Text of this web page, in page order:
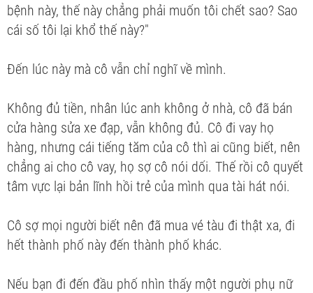
bệnh này, thế này chẳng phải muốn tôi chết sao? Sao
cái số tôi lại khổ thế này?"
Đến lúc này mà cô vẫn chỉ nghĩ về mình.
Không đủ tiền, nhân lúc anh không ở nhà, cô đã bán
cửa hàng sửa xe đạp, vẫn không đủ. Cô đi vay họ
hàng, nhưng cái tiếng tăm của cô thì ai cũng biết, nên
chẳng ai cho cô vay, họ sợ cô nói dối. Thế rồi cô quyết
tâm vực lại bản lĩnh hồi trẻ của mình qua tài hát nói.
Cô sợ mọi người biết nên đã mua vé tàu đi thật xa, đi
hết thành phố này đến thành phố khác.
Nếu bạn đi đến đầu phố nhìn thấy một người phụ nữ